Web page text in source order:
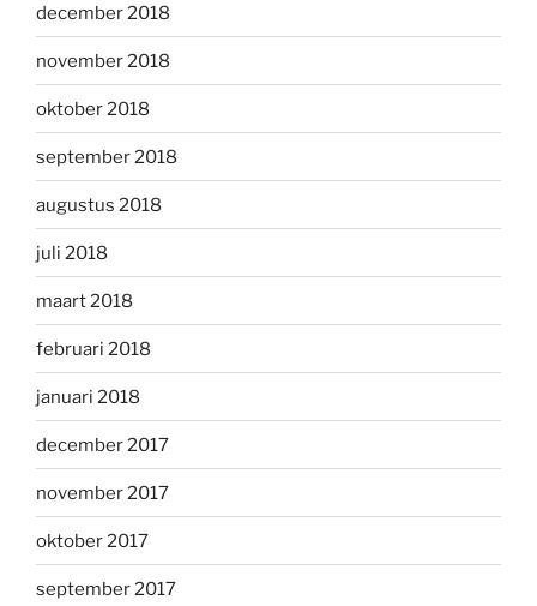
december 2018
november 2018
oktober 2018
september 2018
augustus 2018
juli 2018
maart 2018
februari 2018
januari 2018
december 2017
november 2017
oktober 2017
september 2017